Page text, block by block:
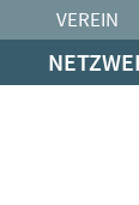
VEREIN